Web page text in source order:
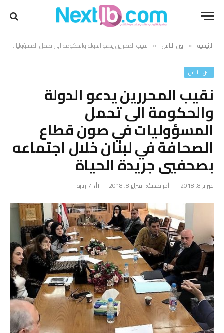
الرئيسية » بين الناس » نقيب المحررين يدعو الدولة والحكومة الى تحمل المسؤوليات في صون قطاع الصحافة في لبنان خلال اجتماعه بصحفيي جريدة الحياة
بين الناس
نقيب المحررين يدعو الدولة
والحكومة الى تحمل
المسؤوليات في صون قطاع
الصحافة في لبنان خلال اجتماعه
بصحفيي جريدة الحياة
فبراير 8, 2018 آخر تحديث: فبراير 8, 2018 7 زيارة